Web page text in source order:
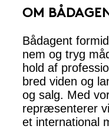
OM
Bådagent
nem og tryg
hold af
bred viden og
og salg. Med
repræsenterer
et international